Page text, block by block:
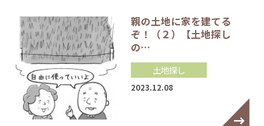
親の土地に家を建てる
ぞ！（２）【土地探し
の…
土地探し
2023.12.08